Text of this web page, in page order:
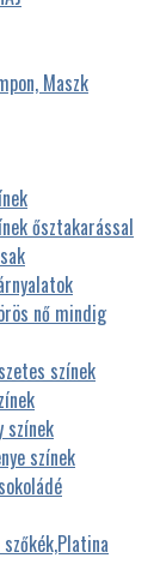
Maszk
ősztakarással
nő mindig
színek
színek
színek